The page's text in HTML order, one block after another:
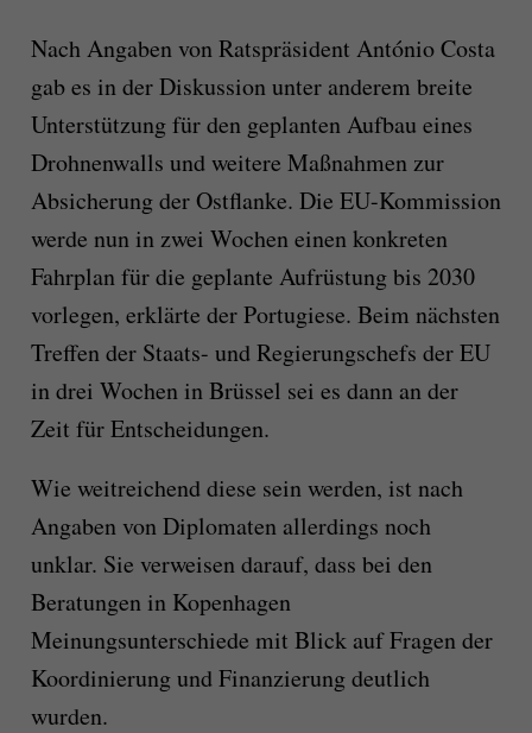
Nach Angaben von Ratspräsident António Costa
gab es in der Diskussion unter anderem breite
Unterstützung für den geplanten Aufbau eines
Drohnenwalls und weitere Maßnahmen zur
Absicherung der Ostflanke. Die EU-Kommission
werde nun in zwei Wochen einen konkreten
Fahrplan für die geplante Aufrüstung bis 2030
vorlegen, erklärte der Portugiese. Beim nächsten
Treffen der Staats- und Regierungschefs der EU
in drei Wochen in Brüssel sei es dann an der
Zeit für Entscheidungen.
Wie weitreichend diese sein werden, ist nach
Angaben von Diplomaten allerdings noch
unklar. Sie verweisen darauf, dass bei den
Beratungen in Kopenhagen
Meinungsunterschiede mit Blick auf Fragen der
Koordinierung und Finanzierung deutlich
wurden.